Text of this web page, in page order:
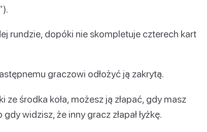
rundzie, dopóki nie skompletuje czterech kart
graczowi odłożyć ją zakrytą.
ze środka koła, możesz ją złapać, gdy masz
widzisz, że inny gracz złapał łyżkę.